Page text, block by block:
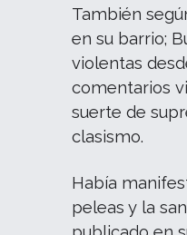
También
en su barrio;
violentas
comentarios
suerte de
clasismo.
Había
peleas y la